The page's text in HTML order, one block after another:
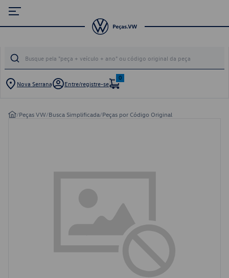
Nova Serrana Entre/registre-se
0
/Peças VW/Busca Simplificada/Peças por Código Original